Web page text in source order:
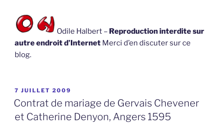
Odile Halbert – Reproduction interdite sur
autre endroit d’Internet Merci d’en discuter sur ce
blog.
PUBLIÉ
LE
7 JUILLET 2009
Contrat de mariage de Gervais Chevener
et Catherine Denyon, Angers 1595